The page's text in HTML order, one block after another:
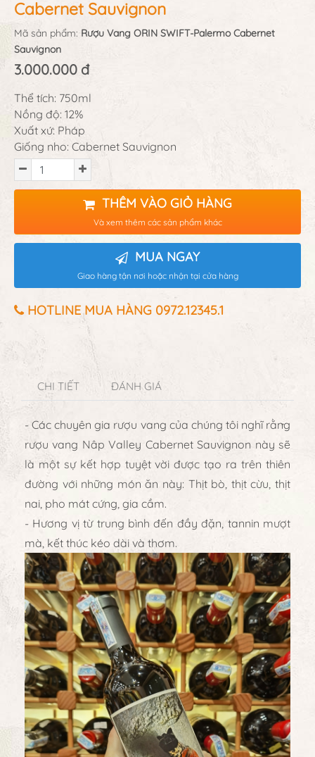
Cabernet Sauvignon
Mã sản phẩm: Rượu Vang ORIN SWIFT-Palermo Cabernet
Sauvignon
3.000.000 đ
Thể tích: 750ml
Nồng độ: 12%
Xuất xứ: Pháp
Giống nho: Cabernet Sauvignon
THÊM VÀO GIỎ HÀNG
Và xem thêm các sản phẩm khác
MUA NGAY
Giao hàng tận nơi hoặc nhận tại cửa hàng
HOTLINE MUA HÀNG 0972.12345.1
CHI TIẾT ĐÁNH GIÁ
- Các chuyên gia rượu vang của chúng tôi nghĩ rằng
rượu vang Nâp Valley Cabernet Sauvignon này sẽ
là một sự kết hợp tuyệt vời được tạo ra trên thiên
đường với những món ăn này: Thịt bò, thịt cừu, thịt
nai, pho mát cứng, gia cầm.
- Hương vị từ trung bình đến đầy đặn, tannin mượt
mà, kết thúc kéo dài và thơm.